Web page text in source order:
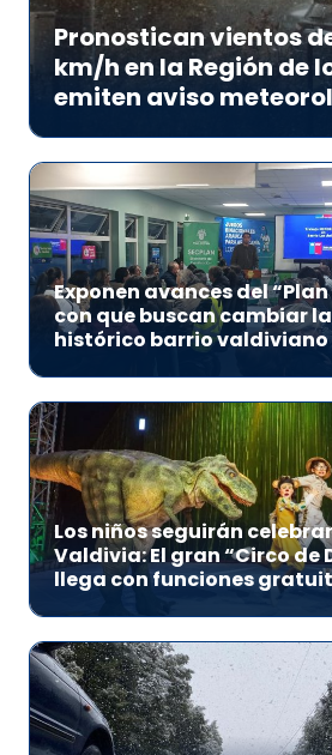
Pronostican vientos
km/h en la Región de
emiten aviso
Exponen avances del
con que buscan cambiar
histórico barrio valdiviano
Los niños seguirán
Valdivia: El gran “Circo de
llega con funciones